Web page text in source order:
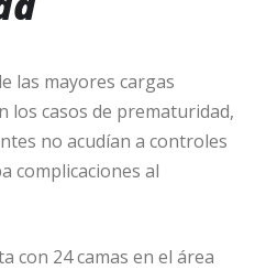
las mayores cargas
los casos de prematuridad,
no acudían a controles
complicaciones al
con 24 camas en el área